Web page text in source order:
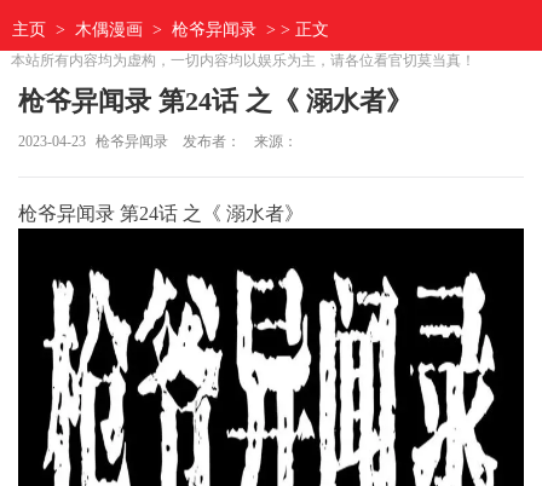
主页 > 木偶漫画 > 枪爷异闻录 > > 正文
本站所有内容均为虚构，一切内容均以娱乐为主，请各位看官切莫当真！
枪爷异闻录 第24话 之《 溺水者》
2023-04-23 枪爷异闻录 发布者： 来源：
枪爷异闻录 第24话 之《 溺水者》